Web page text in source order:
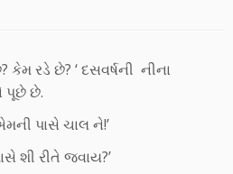
રડે છે? ‘ દસવર્ષની નીના
પૂછે છે.
પાસે ચાલ ને!’
શી રીતે જવાય?’